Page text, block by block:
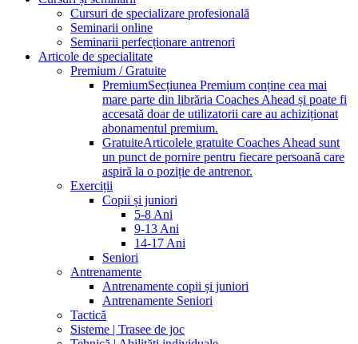
Cursuri de specializare profesională
Seminarii online
Seminarii perfecționare antrenori
Articole de specialitate
Premium / Gratuite
PremiumSecțiunea Premium conține cea mai
mare parte din librăria Coaches Ahead și poate fi
accesată doar de utilizatorii care au achiziționat
abonamentul premium.
GratuiteArticolele gratuite Coaches Ahead sunt
un punct de pornire pentru fiecare persoană care
aspiră la o poziție de antrenor.
Exerciții
Copii și juniori
5-8 Ani
9-13 Ani
14-17 Ani
Seniori
Antrenamente
Antrenamente copii și juniori
Antrenamente Seniori
Tactică
Sisteme | Trasee de joc